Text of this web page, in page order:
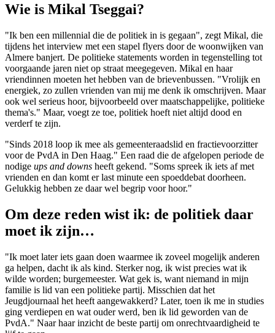
Wie is Mikal Tseggai?
"Ik ben een millennial die de politiek in is gegaan", zegt Mikal, die
tijdens het interview met een stapel flyers door de woonwijken van
Almere banjert. De politieke statements worden in tegenstelling tot
voorgaande jaren niet op straat meegegeven. Mikal en haar
vriendinnen moeten het hebben van de brievenbussen. "Vrolijk en
energiek, zo zullen vrienden van mij me denk ik omschrijven. Maar
ook wel serieus hoor, bijvoorbeeld over maatschappelijke, politieke
thema's." Maar, voegt ze toe, politiek hoeft niet altijd dood en
verderf te zijn.
"Sinds 2018 loop ik mee als gemeenteraadslid en fractievoorzitter
voor de PvdA in Den Haag." Een raad die de afgelopen periode de
nodige ups and downs heeft gekend. "Soms spreek ik iets af met
vrienden en dan komt er last minute een spoeddebat doorheen.
Gelukkig hebben ze daar wel begrip voor hoor."
Om deze reden wist ik: de politiek daar
moet ik zijn…
"Ik moet later iets gaan doen waarmee ik zoveel mogelijk anderen
ga helpen, dacht ik als kind. Sterker nog, ik wist precies wat ik
wilde worden; burgemeester. Wat gek is, want niemand in mijn
familie is lid van een politieke partij. Misschien dat het
Jeugdjournaal het heeft aangewakkerd? Later, toen ik me in studies
ging verdiepen en wat ouder werd, ben ik lid geworden van de
PvdA." Naar haar inzicht de beste partij om onrechtvaardigheid te